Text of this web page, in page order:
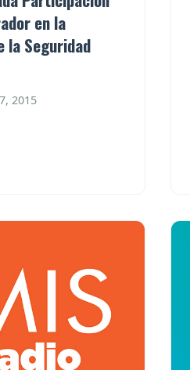
en la
la Seguridad
2015